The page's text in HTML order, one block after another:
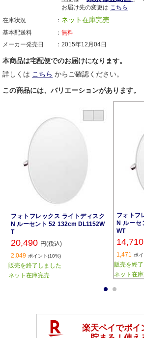
お届け先の変更は こちら
在庫状況
ネット在庫完売
基本配送料
無料
メーカー発売日
2015年12月04日
本商品は宅配便でのお届けになります。
詳しくは こちら からご確認ください。
この商品には、バリエーションがあります。
フォトフレックス ライトディスク
N ルーセント 52 132cm DL1152W
T
20,490 円(税込)
2,049 ポイント(10%)
販売を終了しました
ネット在庫完売
フォトフ
N ルー
WT
14,710
1,471 ポ
販売を終
ネット在